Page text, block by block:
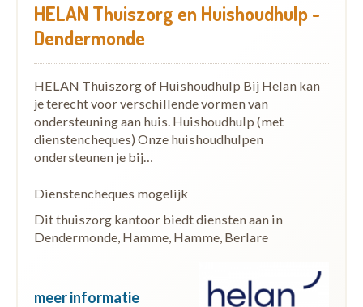
HELAN Thuiszorg en Huishoudhulp -
Dendermonde
HELAN Thuiszorg of Huishoudhulp Bij Helan kan
je terecht voor verschillende vormen van
ondersteuning aan huis. Huishoudhulp (met
dienstencheques) Onze huishoudhulpen
ondersteunen je bij…
Dienstencheques mogelijk
Dit thuiszorg kantoor biedt diensten aan in
Dendermonde, Hamme, Hamme, Berlare
meer informatie